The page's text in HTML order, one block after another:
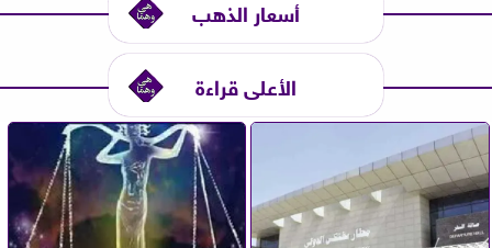
أسعار الذهب
الأعلى قراءة